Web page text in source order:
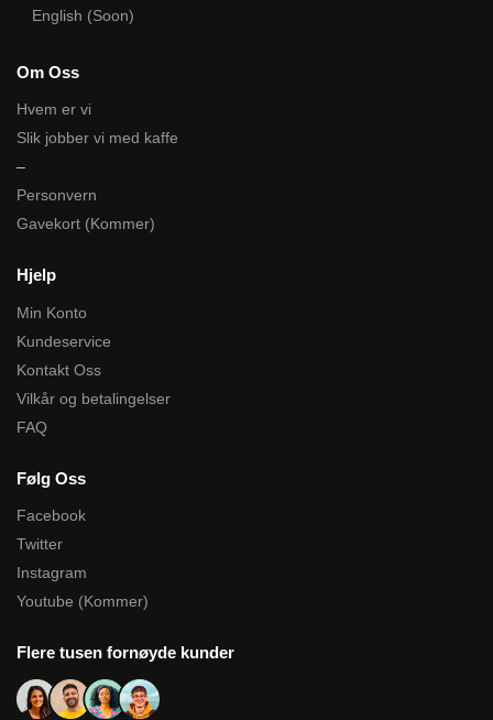
English (Soon)
Om Oss
Hvem er vi
Slik jobber vi med kaffe
–
Personvern
Gavekort (Kommer)
Hjelp
Min Konto
Kundeservice
Kontakt Oss
Vilkår og betalingelser
FAQ
Følg Oss
Facebook
Twitter
Instagram
Youtube (Kommer)
Flere tusen fornøyde kunder